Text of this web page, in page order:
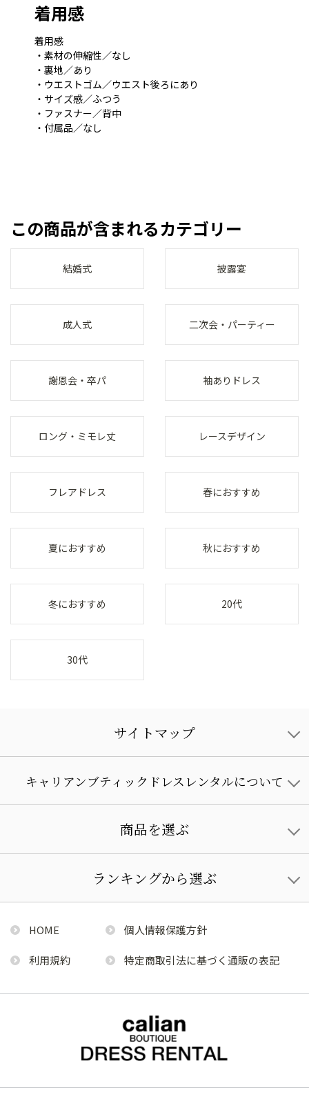
着用感
着用感
・素材の伸縮性／なし
・裏地／あり
・ウエストゴム／ウエスト後ろにあり
・サイズ感／ふつう
・ファスナー／背中
・付属品／なし
この商品が含まれるカテゴリー
結婚式 披露宴
成人式 二次会・パーティー
謝恩会・卒パ 袖ありドレス
ロング・ミモレ丈 レースデザイン
フレアドレス 春におすすめ
夏におすすめ 秋におすすめ
冬におすすめ 20代
30代
サイトマップ
キャリアンブティックドレスレンタルについて
商品を選ぶ
ランキングから選ぶ
HOME 個人情報保護方針
利用規約 特定商取引法に基づく通販の表記